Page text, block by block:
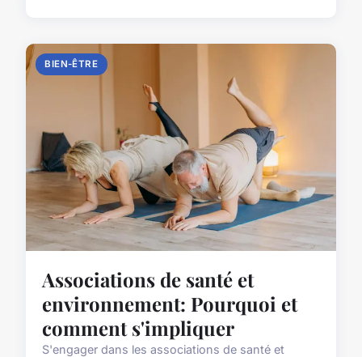
BIEN-ÊTRE
Associations de santé et
environnement: Pourquoi et
comment s'impliquer
S'engager dans les associations de santé et